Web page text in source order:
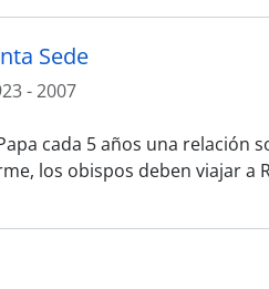
Sede
- 2007
cada 5 años una relación
los obispos deben viajar a